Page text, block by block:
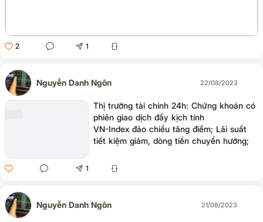
2 1
Nguyễn Danh Ngôn 22/08/2023
Thị trường tài chính 24h: Chứng khoán có
phiên giao dịch đầy kịch tính
VN-Index đảo chiều tăng điểm; Lãi suất
tiết kiệm giảm, dòng tiền chuyển hướng;
VN-Index hướng về vùng 1.280 - 1.320
những thông tin đáng chú ý của thị trường
trong 24h qua.
1
Nguyễn Danh Ngôn 21/08/2023